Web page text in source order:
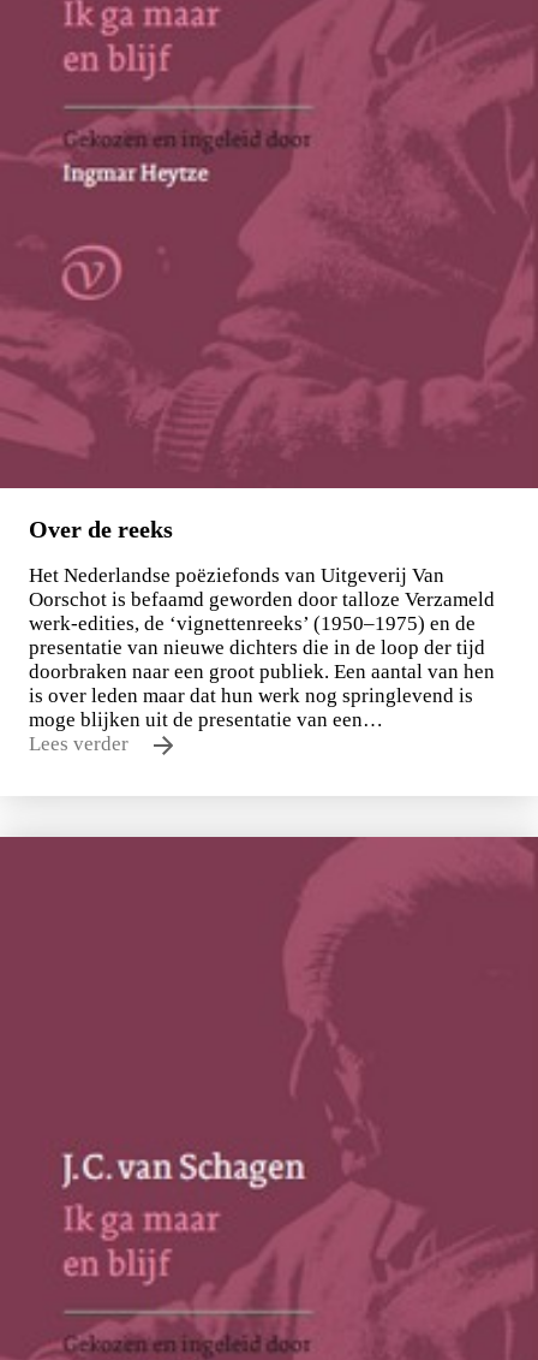
Over de reeks
Het Nederlandse poëziefonds van Uitgeverij Van
Oorschot is befaamd geworden door talloze Verzameld
werk-edities, de ‘vignettenreeks’ (1950–1975) en de
presentatie van nieuwe dichters die in de loop der tijd
doorbraken naar een groot publiek. Een aantal van hen
is over leden maar dat hun werk nog springlevend is
moge blijken uit de presentatie van een…
Lees verder